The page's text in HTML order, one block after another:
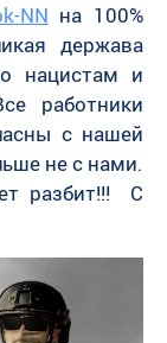
NN на 100%
держава
нацистам и
работники
с нашей
не с нами.
разбит!!! С